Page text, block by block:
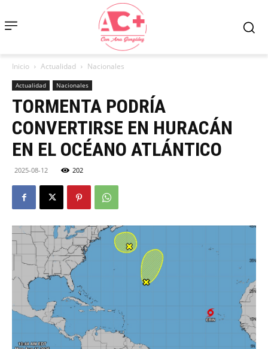
Inicio Actualidad Nacionales
Actualidad Nacionales
TORMENTA PODRÍA
CONVERTIRSE EN HURACÁN
EN EL OCÉANO ATLÁNTICO
2025-08-12 202